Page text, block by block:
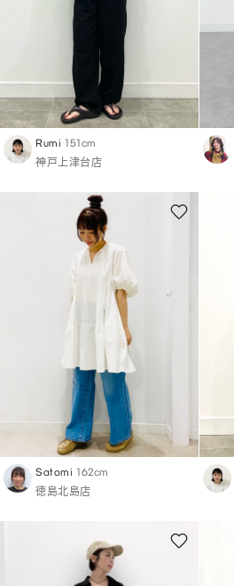
Rumi 151cm
神戸上津台店
Satomi 162cm
徳島北島店